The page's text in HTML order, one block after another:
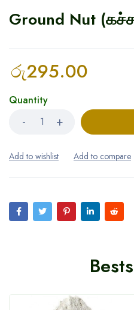
Ground Nut
රු295.00
Quantity